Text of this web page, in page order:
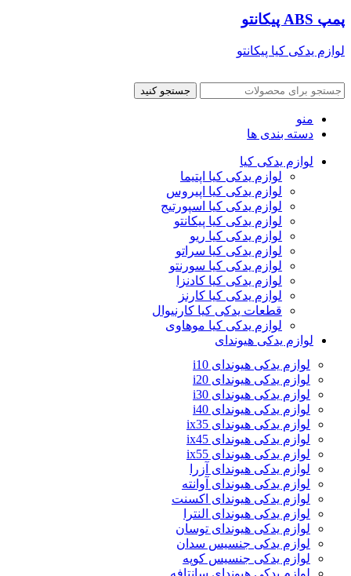
پمپ ABS پیکانتو
لوازم یدکی کیا پیکانتو
جستجو کنید
منو
دسته بندی ها
لوازم یدکی کیا
لوازم یدکی کیا اپتیما
لوازم یدکی کیا اپیروس
لوازم یدکی کیا اسپورتیج
لوازم یدکی کیا پیکانتو
لوازم یدکی کیا ریو
لوازم یدکی کیا سراتو
لوازم یدکی کیا سورنتو
لوازم یدکی کیا کادنزا
لوازم یدکی کیا کارنز
قطعات یدکی کیا کارنیوال
لوازم یدکی کیا موهاوی
لوازم یدکی هیوندای
لوازم یدکی هیوندای i10
لوازم یدکی هیوندای i20
لوازم یدکی هیوندای i30
لوازم یدکی هیوندای i40
لوازم یدکی هیوندای ix35
لوازم یدکی هیوندای ix45
لوازم یدکی هیوندای ix55
لوازم یدکی هیوندای آزرا
لوازم یدکی هیوندای آوانته
لوازم یدکی هیوندای اکسنت
لوازم یدکی هیوندای النترا
لوازم یدکی هیوندای توسان
لوازم یدکی جنسیس سدان
لوازم یدکی جنسیس کوپه
لوازم یدکی هیوندای سانتافه